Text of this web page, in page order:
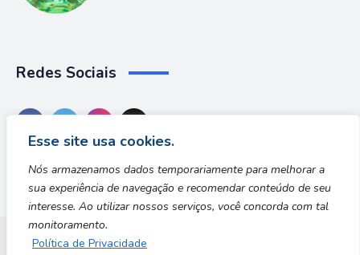
Esse site usa cookies.
Nós armazenamos dados temporariamente para melhorar a
sua experiência de navegação e recomendar conteúdo de seu
interesse. Ao utilizar nossos serviços, você concorda com tal
monitoramento.
Política de Privacidade
Redes Sociais